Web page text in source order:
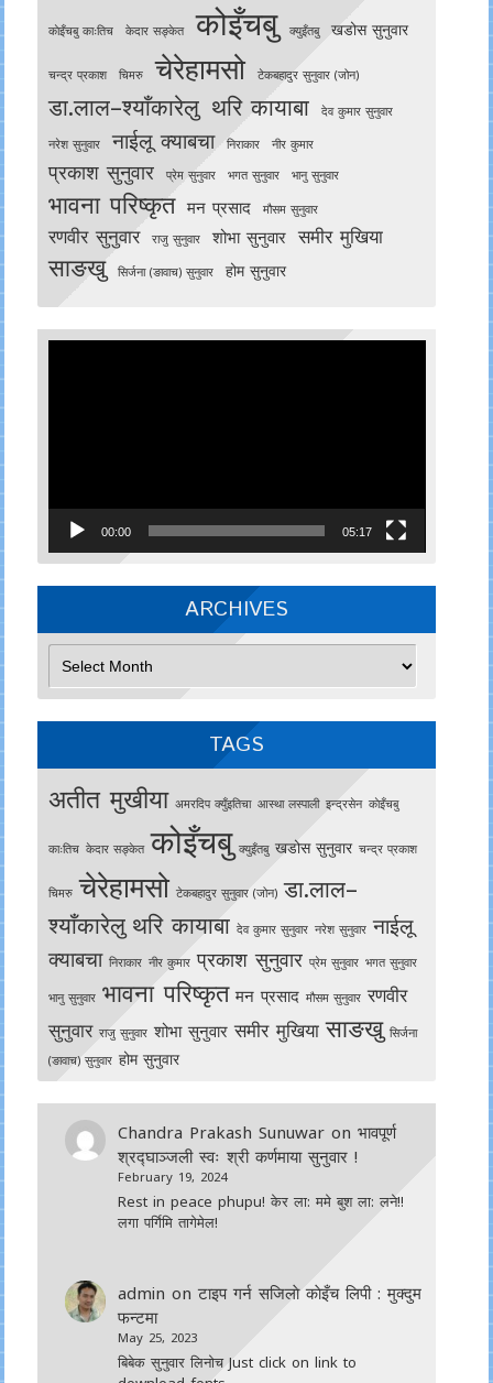
काेइँचबु काःतिच केदार सङ्केत कोइँचबु क्युइँतबु खडोस सुनुवार
चन्द्र प्रकाश चिमरु चेरेहामसो टेकबहादुर सुनुवार (जोन)
डा.लाल–श्याँकारेलु थरि कायाबा देव कुमार सुनुवार
नरेश सुनुवार नाईलू क्याबचा निराकार नीर कुमार
प्रकाश सुनुवार प्रेम सुनुवार भगत सुनुवार भानु सुनुवार
भावना परिष्कृत मन प्रसाद मौसम सुनुवार
रणवीर सुनुवार राजु सुनुवार शोभा सुनुवार समीर मुखिया
साङखु सिर्जना (ङावाच) सुनुवार होम सुनुवार
00:00 05:17
ARCHIVES
TAGS
अतीत मुखीया अमरदिप क्युँइतिचा आस्था लस्पाली इन्द्रसेन काेइँचबु
काःतिच केदार सङ्केत कोइँचबु क्युइँतबु खडोस सुनुवार चन्द्र प्रकाश
चिमरु चेरेहामसो टेकबहादुर सुनुवार (जोन) डा.लाल–
श्याँकारेलु थरि कायाबा देव कुमार सुनुवार नरेश सुनुवार नाईलू
क्याबचा निराकार नीर कुमार प्रकाश सुनुवार प्रेम सुनुवार भगत सुनुवार
भानु सुनुवार भावना परिष्कृत मन प्रसाद मौसम सुनुवार रणवीर
सुनुवार राजु सुनुवार शोभा सुनुवार समीर मुखिया साङखु सिर्जना
(ङावाच) सुनुवार होम सुनुवार
Chandra Prakash Sunuwar onभावपूर्ण
श्रद्घाञ्जली स्वः श्री कर्णमाया सुनुवार !
February 19, 2024
Rest in peace phupu! केर ला: ममे बुश ला: लने!!
लगा पर्गिमि तागेमेल!
admin onटाइप गर्न सजिलाे काेइँच लिपी : मुक्दुम
फन्टमा
May 25, 2023
बिबेक सुनुवार लिनोच Just click on link to